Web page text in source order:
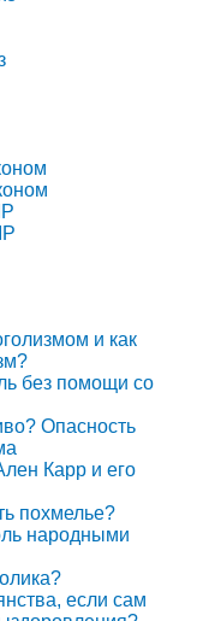
и как
без помощи со
Опасность
Карр и его
похмелье?
народными
если сам